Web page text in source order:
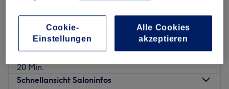
AUGENBRAUEN zupfen + färben
20 Min.
Wimpern färben
20 Min.
Schnellansicht Saloninfos
Cookie-
Einstellungen
Alle Cookies
akzeptieren